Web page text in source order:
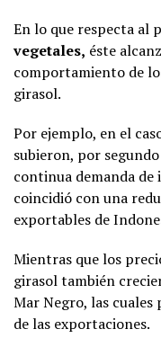
En lo que respecta al
vegetales, éste
comportamiento de
girasol.
Por ejemplo, en el
subieron, por
continua demanda
coincidió con una
exportables de
Mientras que los
girasol también
Mar Negro, las
de las exportaciones.